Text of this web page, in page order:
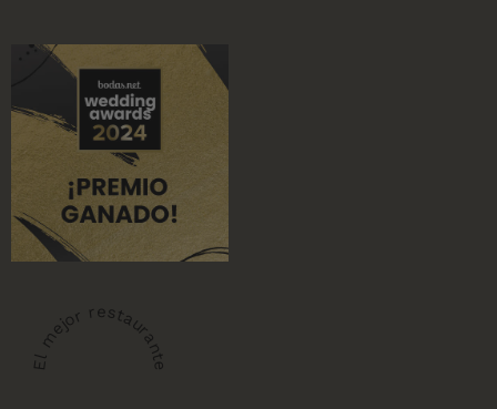
El mejor restaurante